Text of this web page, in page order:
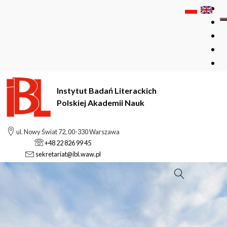
Instytut Badań Literackich
Polskiej Akademii Nauk
ul. Nowy Świat 72, 00-330 Warszawa
+48 22 826 99 45
sekretariat@ibl.waw.pl
Szukaj